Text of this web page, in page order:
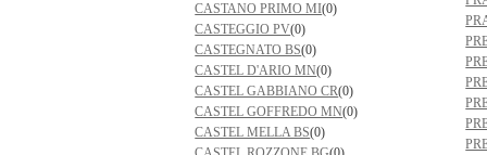
CASTANO PRIMO MI(0)
CASTEGGIO PV(0)
CASTEGNATO BS(0)
CASTEL D'ARIO MN(0)
CASTEL GABBIANO CR(0)
CASTEL GOFFREDO MN(0)
CASTEL MELLA BS(0)